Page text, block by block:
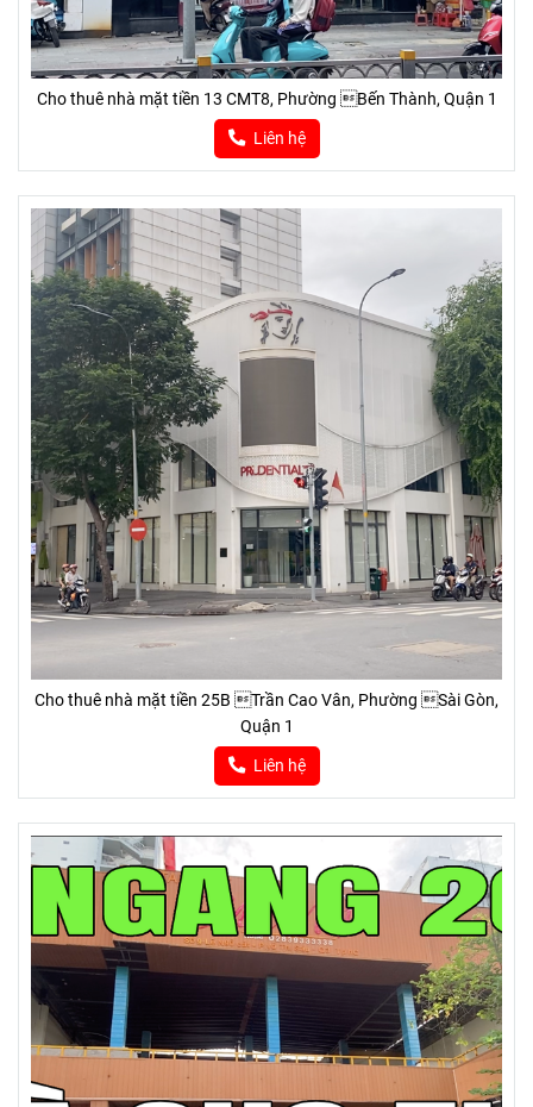
Cho thuê nhà mặt tiền 13 CMT8, Phường Bến Thành, Quận 1
Liên hệ
Cho thuê nhà mặt tiền 25B Trần Cao Vân, Phường Sài Gòn,
Quận 1
Liên hệ